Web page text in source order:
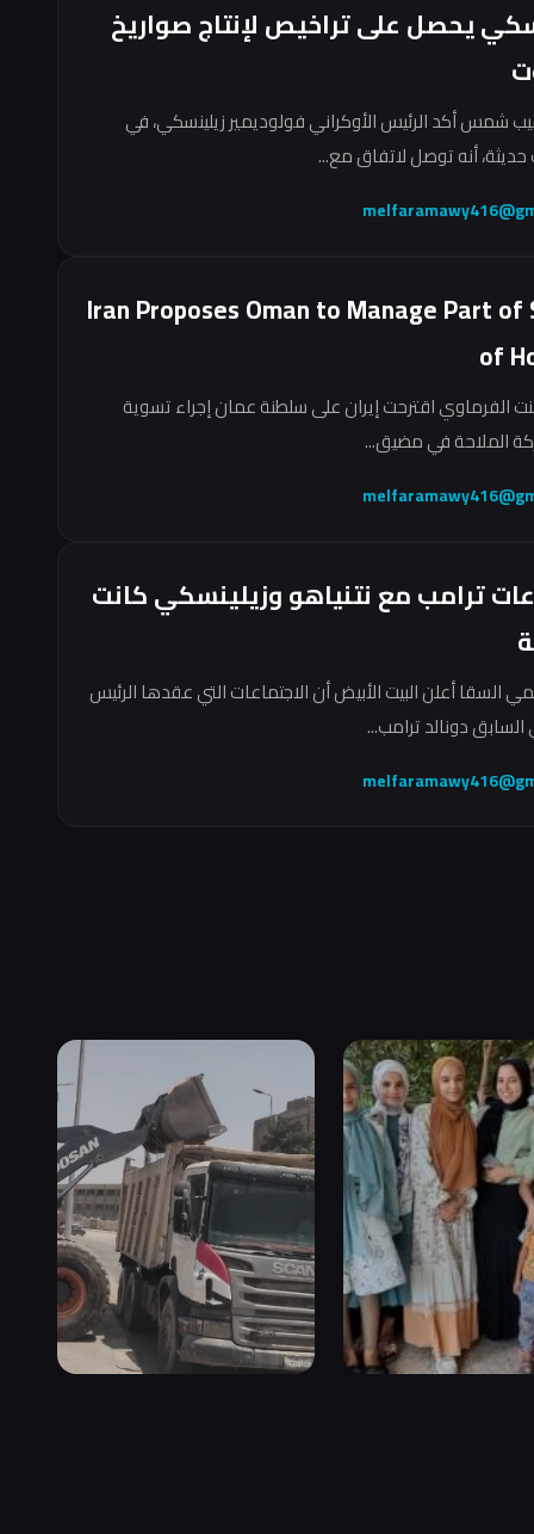
يحصل على تراخيص لإنتاج صواريخ
شمس أكد الرئيس الأوكراني فولوديمير زيلينسكي، في
أنه توصل لاتفاق مع...
Iran Proposes Oman to Manage Part
of
الفرماوي اقترحت إيران على سلطنة عمان إجراء تسوية
الملاحة في مضيق...
ترامب مع نتنياهو وزيلينسكي كانت
السقا أعلن البيت الأبيض أن الاجتماعات التي عقدها الرئيس
السابق دونالد ترامب...